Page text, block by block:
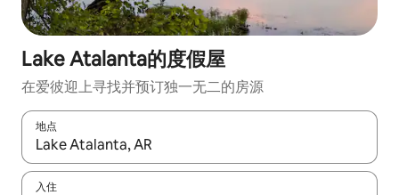
Lake Atalanta的度假屋
在爱彼迎上寻找并预订独一无二的房源
地点
如有搜索结果，请使用上下方向键查看，或通过点击或滑动手势
入住